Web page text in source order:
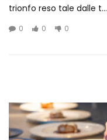
trionfo reso tale dalle t...
0 0 0